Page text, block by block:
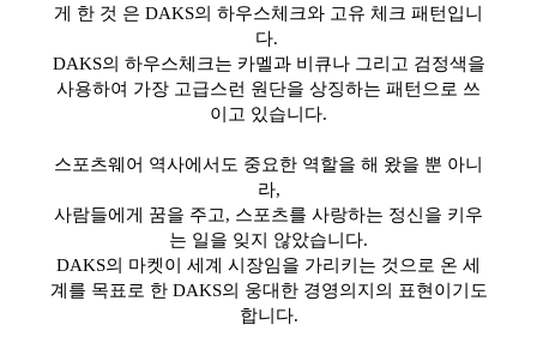
게 한 것 은 DAKS의 하우스체크와 고유 체크 패턴입니
다.
DAKS의 하우스체크는 카멜과 비큐나 그리고 검정색을
사용하여 가장 고급스런 원단을 상징하는 패턴으로 쓰
이고 있습니다.
스포츠웨어 역사에서도 중요한 역할을 해 왔을 뿐 아니
라,
사람들에게 꿈을 주고, 스포츠를 사랑하는 정신을 키우
는 일을 잊지 않았습니다.
DAKS의 마켓이 세계 시장임을 가리키는 것으로 온 세
계를 목표로 한 DAKS의 웅대한 경영의지의 표현이기도
합니다.